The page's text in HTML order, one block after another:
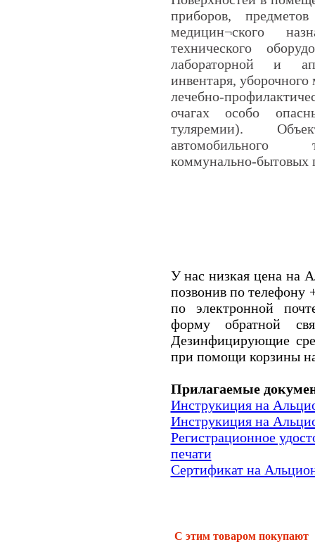
приборов,
медицин¬ского
технического
лабораторной и
инвентаря,
лечебно-
очагах особо
туляремии).
автомобильного
коммунально-бытовых
У нас низкая цена на
позвонив по телефону
по электронной
форму обратной
Дезинфицирующие
при помощи корзины
Прилагаемые
Инструкиция на
Инструкиция на
Регистрационное
печати
Сертификат на
С этим товаром покупают